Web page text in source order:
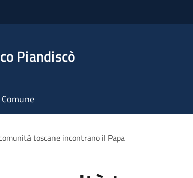
Piandiscò
toscane incontrano il Papa